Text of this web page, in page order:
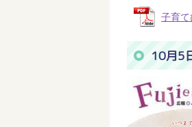
子育
10月5